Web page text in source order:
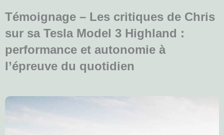
Témoignage – Les critiques de Chris
sur sa Tesla Model 3 Highland :
performance et autonomie à
l’épreuve du quotidien